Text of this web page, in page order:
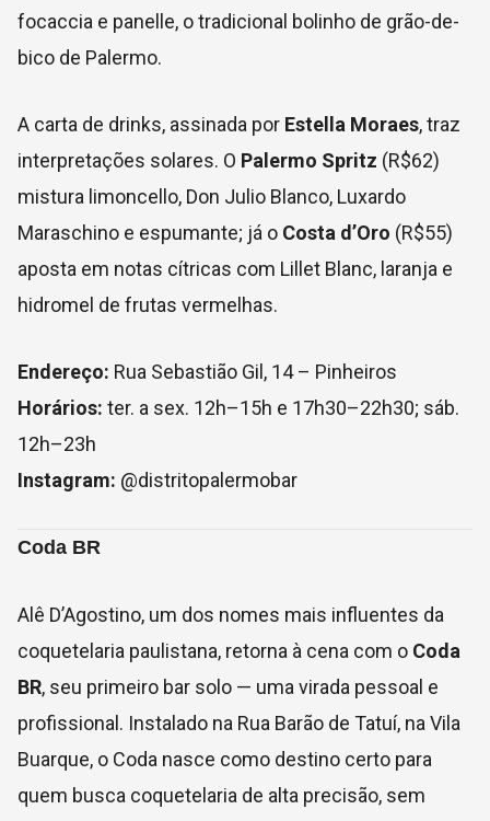
focaccia e panelle, o tradicional bolinho de grão-de-
bico de Palermo.
A carta de drinks, assinada por Estella Moraes, traz
interpretações solares. O Palermo Spritz (R$62)
mistura limoncello, Don Julio Blanco, Luxardo
Maraschino e espumante; já o Costa d’Oro (R$55)
aposta em notas cítricas com Lillet Blanc, laranja e
hidromel de frutas vermelhas.
Endereço: Rua Sebastião Gil, 14 – Pinheiros
Horários: ter. a sex. 12h–15h e 17h30–22h30; sáb.
12h–23h
Instagram: @distritopalermobar
Coda BR
Alê D’Agostino, um dos nomes mais influentes da
coquetelaria paulistana, retorna à cena com o Coda
BR, seu primeiro bar solo — uma virada pessoal e
profissional. Instalado na Rua Barão de Tatuí, na Vila
Buarque, o Coda nasce como destino certo para
quem busca coquetelaria de alta precisão, sem